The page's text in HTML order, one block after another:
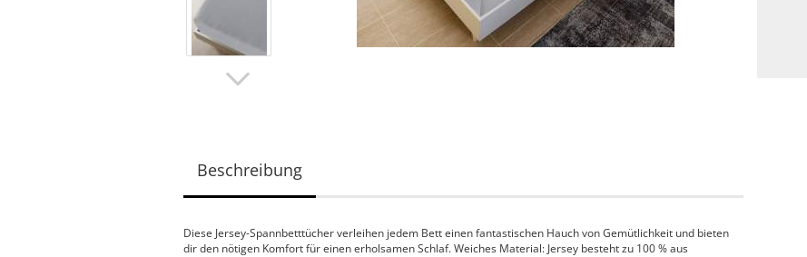
Beschreibung
Diese Jersey-Spannbetttücher verleihen jedem Bett einen fantastischen Hauch von Gemütlichkeit und bieten
dir den nötigen Komfort für einen erholsamen Schlaf. Weiches Material: Jersey besteht zu 100 % aus